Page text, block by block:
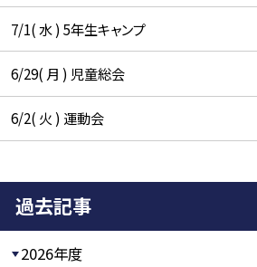
7/1( 水 ) 5年生キャンプ
6/29( 月 ) 児童総会
6/2( 火 ) 運動会
過去記事
2026年度